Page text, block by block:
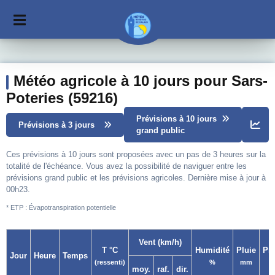
Météo agricole à 10 jours pour Sars-
Poteries (59216)
Prévisions à 3 jours
Prévisions à 10 jours
grand public
Ces prévisions à 10 jours sont proposées avec un pas de 3 heures sur la
totalité de l'échéance. Vous avez la possibilité de naviguer entre les
prévisions grand public et les prévisions agricoles. Dernière mise à jour à
00h23.
* ETP : Évapotranspiration potentielle
Jour Heure Temps
T °C
(ressenti)
Vent (km/h)
Humidité
%
Pluie
mm
moy. raf. dir.